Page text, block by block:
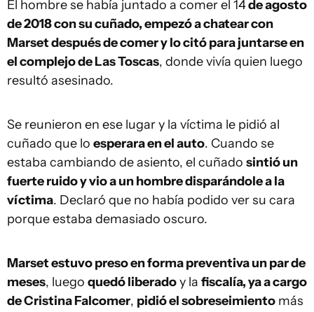
El hombre se había juntado a comer el 14de agosto
de 2018 con su cuñado, empezó a chatear con
Marset después de comer y lo citó para juntarse en
el complejo de Las Toscas, donde vivía quien luego
resultó asesinado.
Se reunieron en ese lugar y la víctima le pidió al
cuñado que lo esperara en el auto. Cuando se
estaba cambiando de asiento, el cuñado sintió un
fuerte ruido y vio a un hombre disparándole a la
víctima. Declaró que no había podido ver su cara
porque estaba demasiado oscuro.
Marset estuvo preso en forma preventiva un par de
meses, luego quedó liberadoy la fiscalía, ya a cargo
de Cristina Falcomer, pidió el sobreseimiento más